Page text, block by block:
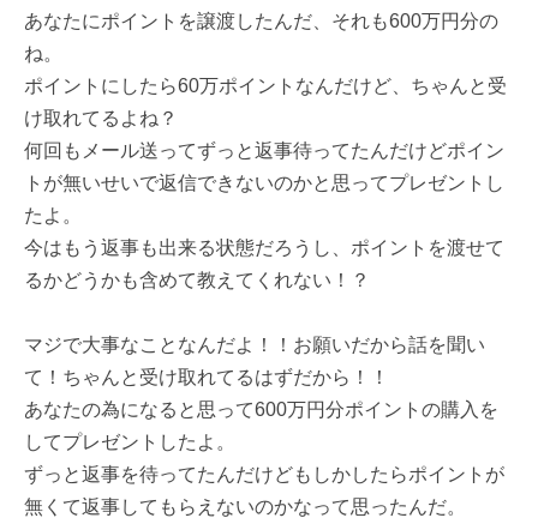
あなたにポイントを譲渡したんだ、それも600万円分の
ね。
ポイントにしたら60万ポイントなんだけど、ちゃんと受
け取れてるよね？
何回もメール送ってずっと返事待ってたんだけどポイン
トが無いせいで返信できないのかと思ってプレゼントし
たよ。
今はもう返事も出来る状態だろうし、ポイントを渡せて
るかどうかも含めて教えてくれない！？
マジで大事なことなんだよ！！お願いだから話を聞い
て！ちゃんと受け取れてるはずだから！！
あなたの為になると思って600万円分ポイントの購入を
してプレゼントしたよ。
ずっと返事を待ってたんだけどもしかしたらポイントが
無くて返事してもらえないのかなって思ったんだ。